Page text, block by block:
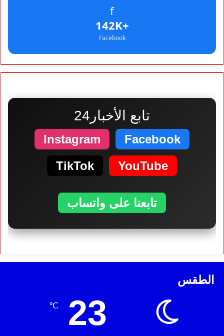
f
+142K
Facebook
تابع الأخبار24
Facebook
Instagram
YouTube
TikTok
تابعنا على واتساب
الطقس
23
℃